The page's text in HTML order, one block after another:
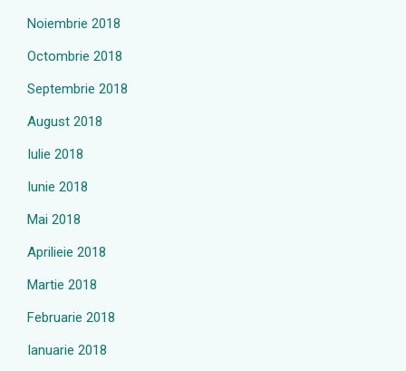
Noiembrie 2018
Octombrie 2018
Septembrie 2018
August 2018
Iulie 2018
Iunie 2018
Mai 2018
Aprilieie 2018
Martie 2018
Februarie 2018
Ianuarie 2018